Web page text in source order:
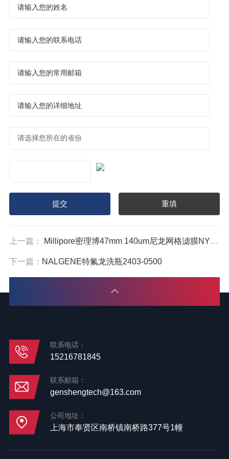
上一篇： Millipore密理博47mm 140um尼龙网格滤膜NY4H04700
下一篇： NALGENE特氟龙洗瓶2403-0500
联系电话：
15216781845
联系邮箱：
genshengtech@163.com
公司地址：
上海市奉贤区南桥镇南桥路377号1幢